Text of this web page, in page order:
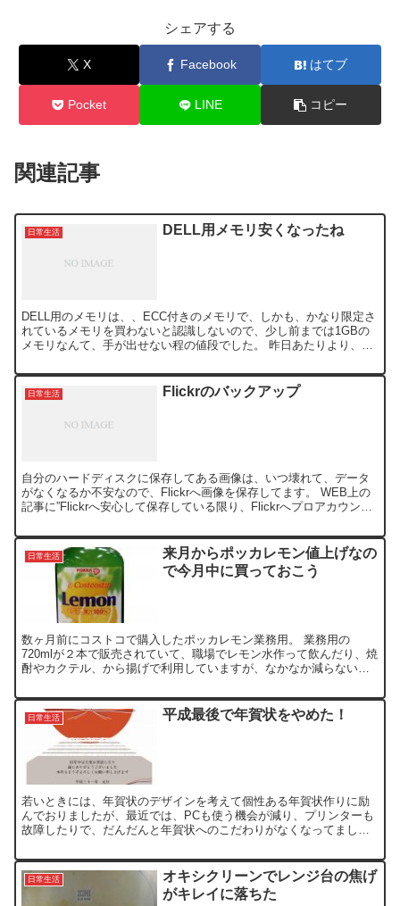
シェアする
X Facebook はてブ
Pocket LINE コピー
関連記事
日常生活 DELL用メモリ安くなったね
DELL用のメモリは、、ECC付きのメモリで、しかも、かなり限定さ
れているメモリを買わないと認識しないので、少し前までは1GBの
メモリなんて、手が出せない程の値段でした。 昨日あたりより、メ
日常生活 Flickrのバックアップ
自分のハードディスクに保存してある画像は、いつ壊れて、データ
がなくなるか不安なので、Flickrへ画像を保存してます。 WEB上の
記事に”Flickrへ安心して保存している限り、Flickrへプロアカウント
日常生活
来月からポッカレモン値上げなの
で今月中に買っておこう
数ヶ月前にコストコで購入したポッカレモン業務用。 業務用の
720mlが２本で販売されていて、職場でレモン水作って飲んだり、焼
酎やカクテル、から揚げで利用していますが、なかなか減らないん
日常生活 平成最後で年賀状をやめた！
若いときには、年賀状のデザインを考えて個性ある年賀状作りに励
んでおりましたが、最近では、PCも使う機会が減り、プリンターも
故障したりで、だんだんと年賀状へのこだわりがなくなってまし
日常生活
オキシクリーンでレンジ台の焦げ
がキレイに落ちた